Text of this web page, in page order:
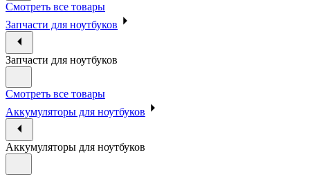
Смотреть все товары
Запчасти для ноутбуков
Запчасти для ноутбуков
Смотреть все товары
Аккумуляторы для ноутбуков
Аккумуляторы для ноутбуков